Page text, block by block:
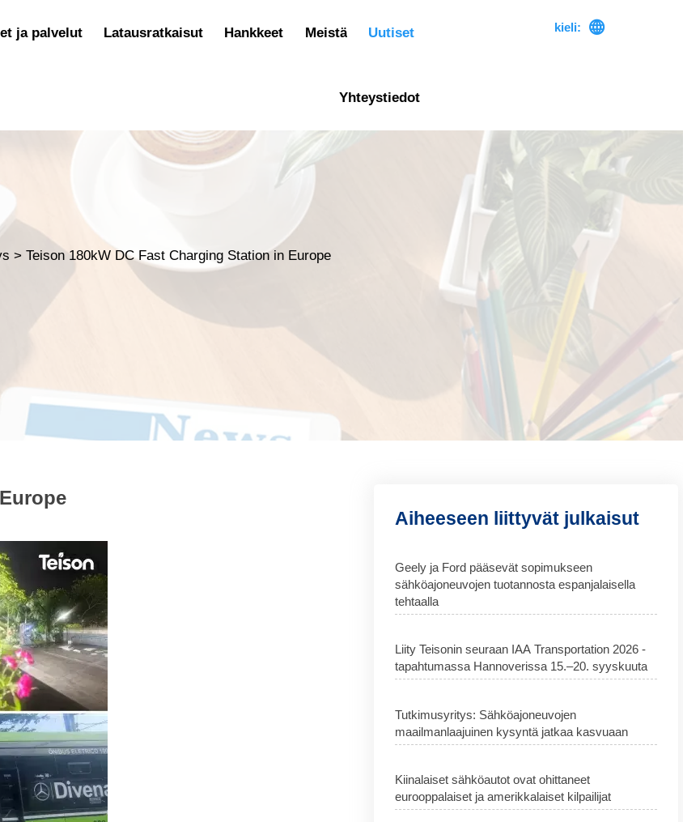
ja palvelut Latausratkaisut Hankkeet Meistä Uutiset
Yhteystiedot
kieli: 
>Teison 180kW DC Fast Charging Station in Europe
Aiheeseen liittyvät julkaisut
Geely ja Ford pääsevät sopimukseen
sähköajoneuvojen tuotannosta espanjalaisella
tehtaalla
Liity Teisonin seuraan IAA Transportation 2026 -
tapahtumassa Hannoverissa 15.–20. syyskuuta
Tutkimusyritys: Sähköajoneuvojen
maailmanlaajuinen kysyntä jatkaa kasvuaan
Kiinalaiset sähköautot ovat ohittaneet
eurooppalaiset ja amerikkalaiset kilpailijat